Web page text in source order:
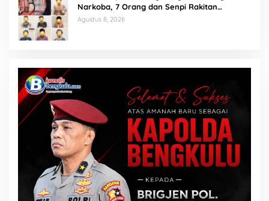
Narkoba, 7 Orang dan Senpi Rakitan
Diamankan
Agustus 8, 2026